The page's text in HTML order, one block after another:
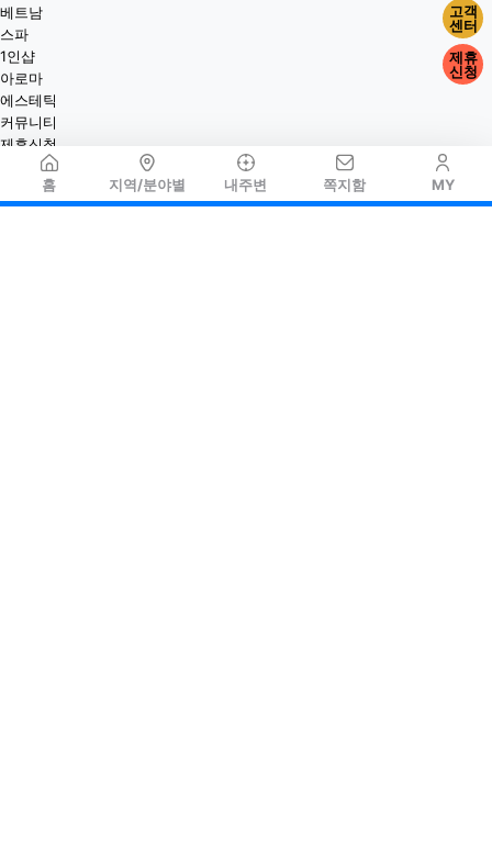
홈 지역/분야별 내주변 쪽지함 MY
베트남
스파
1인샵
아로마
에스테틱
커뮤니티
제휴신청
고객
센터
제휴
신청